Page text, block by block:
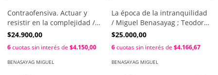
Contraofensiva. Actuar y
resistir en la complejidad /
Miguel Benasayag; Bastien
$24.900,00
6cuotas sin interés de $4.150,00
BENASAYAG MIGUEL
La época de la intranquilidad
/ Miguel Benasayag ; Teodoro
Cohen
$25.000,00
6cuotas sin interés de $4.166,67
BENASAYAG MIGUEL